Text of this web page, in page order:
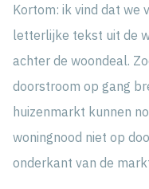
Kortom: ik vind dat we
letterlijke tekst uit de
achter de woondeal.
doorstroom op gang
huizenmarkt kunnen
woningnood niet op
onderkant van de